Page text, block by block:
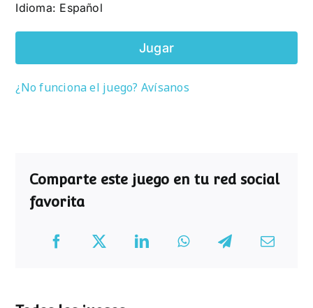
Idioma: Español
Jugar
¿No funciona el juego? Avísanos
Comparte este juego en tu red social
favorita